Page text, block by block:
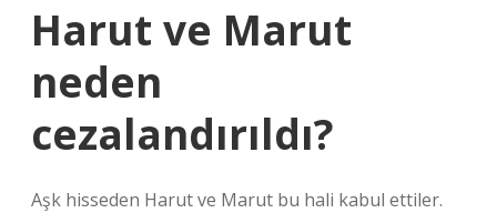
Harut ve Marut
neden
cezalandırıldı?
Aşk hisseden Harut ve Marut bu hali kabul ettiler.